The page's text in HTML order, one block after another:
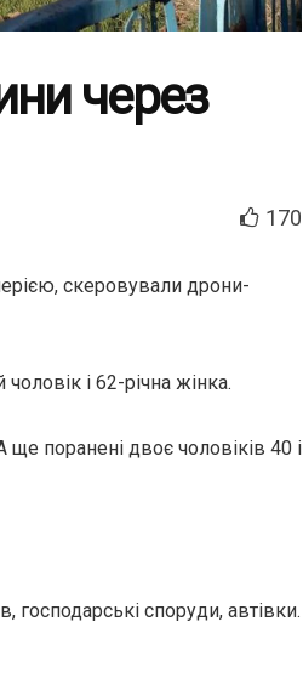
через
170
скеровували дрони-
і 62-річна жінка.
поранені двоє чоловіків 40 і
господарські споруди, автівки.